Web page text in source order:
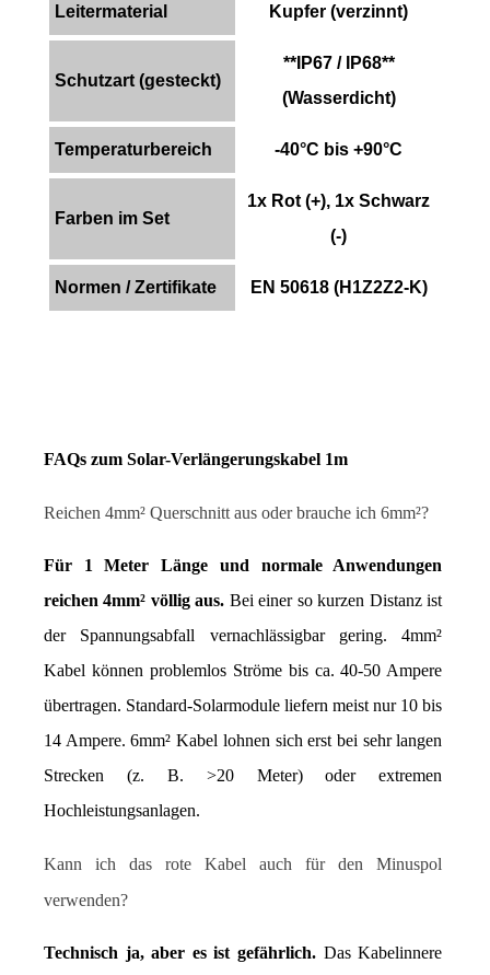
Leitermaterial Kupfer (verzinnt)
Schutzart (gesteckt)
**IP67 / IP68**
(Wasserdicht)
Temperaturbereich -40°C bis +90°C
Farben im Set
1x Rot (+), 1x Schwarz
(-)
Normen / Zertifikate EN 50618 (H1Z2Z2-K)
FAQs zum Solar-Verlängerungskabel 1m
Reichen 4mm² Querschnitt aus oder brauche ich 6mm²?
Für 1 Meter Länge und normale Anwendungen
reichen 4mm² völlig aus. Bei einer so kurzen Distanz ist
der Spannungsabfall vernachlässigbar gering. 4mm²
Kabel können problemlos Ströme bis ca. 40-50 Ampere
übertragen. Standard-Solarmodule liefern meist nur 10 bis
14 Ampere. 6mm² Kabel lohnen sich erst bei sehr langen
Strecken (z. B. >20 Meter) oder extremen
Hochleistungsanlagen.
Kann ich das rote Kabel auch für den Minuspol
verwenden?
Technisch ja, aber es ist gefährlich. Das Kabelinnere